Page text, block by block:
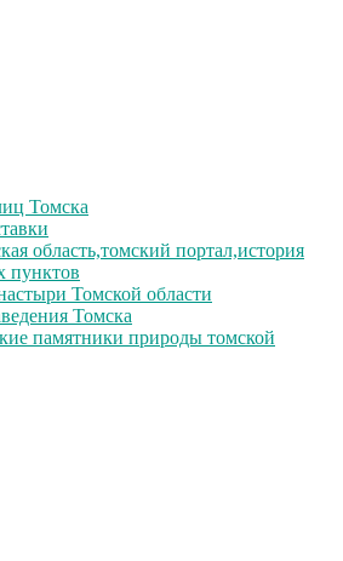
Томска
область,томский портал,история
пунктов
Томской области
Томска
памятники природы томской